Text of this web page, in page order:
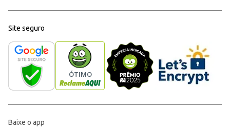
Site seguro
Baixe o app